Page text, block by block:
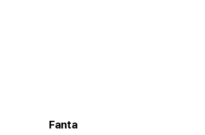
Fanta